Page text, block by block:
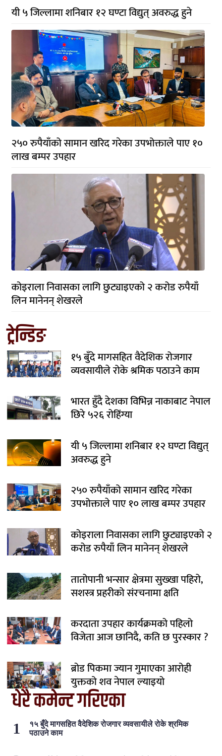
यी ५ जिल्लामा शनिबार १२ घण्टा विद्युत् अवरुद्ध हुने
२५० रुपैयाँको सामान खरिद गरेका उपभोक्ताले पाए १०
लाख बम्पर उपहार
कोइराला निवासका लागि छुट्याइएको २ करोड रुपैयाँ
लिन मानेनन् शेखरले
ट्रेन्डिङ
१५ बुँदे मागसहित वैदेशिक रोजगार
व्यवसायीले रोके श्रमिक पठाउने काम
भारत हुँदै देशका विभिन्न नाकाबाट नेपाल
छिरे ५२६ रोहिंग्या
यी ५ जिल्लामा शनिबार १२ घण्टा विद्युत्
अवरुद्ध हुने
२५० रुपैयाँको सामान खरिद गरेका
उपभोक्ताले पाए १० लाख बम्पर उपहार
कोइराला निवासका लागि छुट्याइएको २
करोड रुपैयाँ लिन मानेनन् शेखरले
तातोपानी भन्सार क्षेत्रमा सुख्खा पहिरो,
सशस्त्र प्रहरीको संरचनामा क्षति
करदाता उपहार कार्यक्रमको पहिलो
विजेता आज छानिदै, कति छ पुरस्कार ?
ब्रोड पिकमा ज्यान गुमाएका आरोही
युक्तको शव नेपाल ल्याइयो
धेरै कमेन्ट गरिएका
१५ बुँदे मागसहित वैदेशिक रोजगार व्यवसायीले रोके श्रमिक
पठाउने काम